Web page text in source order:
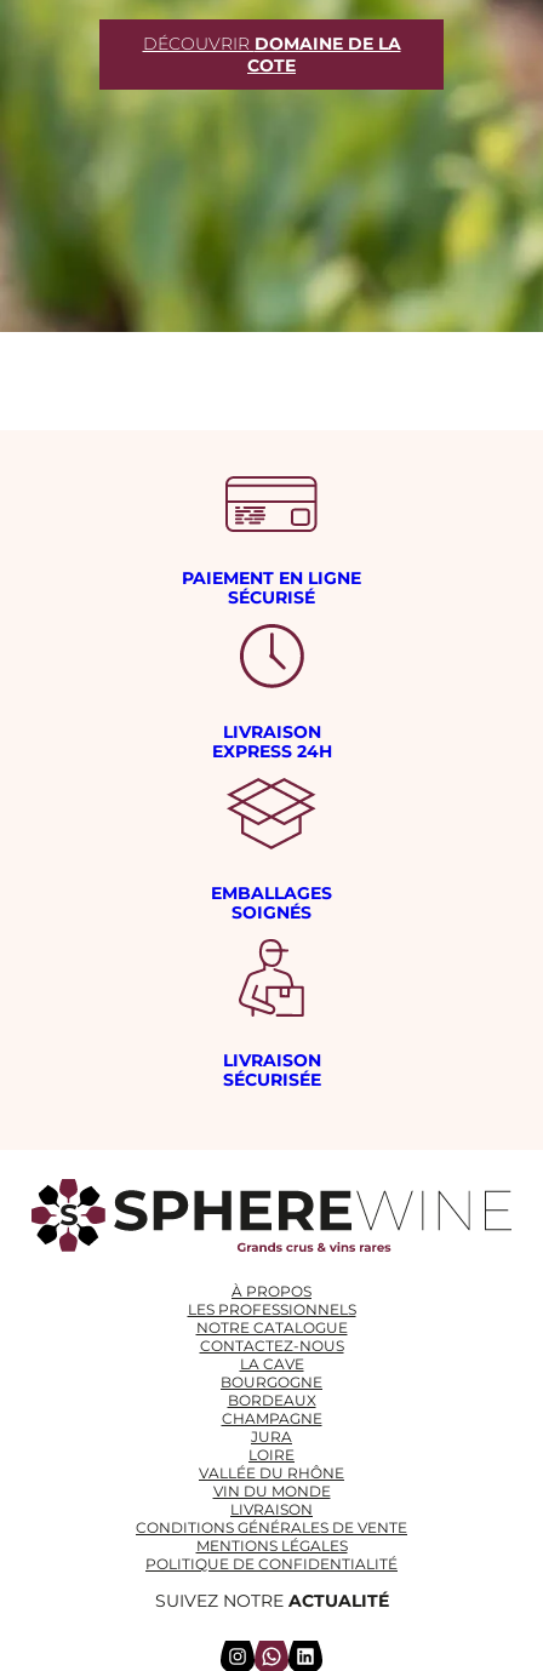
DÉCOUVRIR DOMAINE DE LA
COTE
PAIEMENT EN LIGNE
SÉCURISÉ
LIVRAISON
EXPRESS 24H
EMBALLAGES
SOIGNÉS
LIVRAISON
SÉCURISÉE
À PROPOS
LES PROFESSIONNELS
NOTRE CATALOGUE
CONTACTEZ-NOUS
LA CAVE
BOURGOGNE
BORDEAUX
CHAMPAGNE
JURA
LOIRE
VALLÉE DU RHÔNE
VIN DU MONDE
LIVRAISON
CONDITIONS GÉNÉRALES DE VENTE
MENTIONS LÉGALES
POLITIQUE DE CONFIDENTIALITÉ
SUIVEZ NOTRE ACTUALITÉ
InstagramWhatsApp LinkedIn